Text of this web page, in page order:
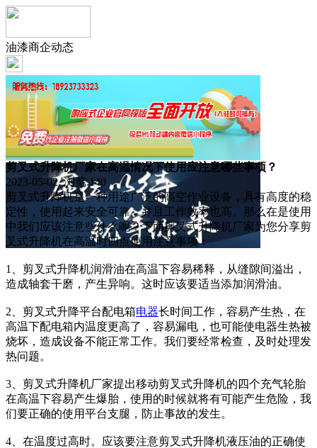
油漆商企动态
剪叉式升降机厂家在高温情况下使用应注意哪些事项？
2023-05-02 浏览:140
剪叉式升降机是一种用途广泛的高空作业设备，具有高度的稳
定性，使用起来安全可靠，并且工作效率也高。那么在是使用
中我们应该注意些什么呢？下面剪叉式升降机厂家为您分享剪
叉式升降机在高温时四点使用注意事项：
1、剪叉式升降机润滑油在高温下容易稀释，从缝隙间溢出，
造成轴套干磨，产生异响。这时应该要适当添加润滑油。
2、剪叉式升降平台配电箱电器长时间工作，容易产生热，在
高温下配电箱内温度更高了，容易漏电，也可能使电器生热被
烧坏，造成设备不能正常工作。我们要经常检查，及时处理发
热问题。
3、剪叉式升降机厂家提出移动剪叉式升降机的四个充气轮胎
在高温下容易产生爆胎，使用的时候就将有可能产生危险，我
们要正确的使用平台支腿，防止事故的发生。
4、在温度过高时。应该要注意剪叉式升降机液压油的正确使